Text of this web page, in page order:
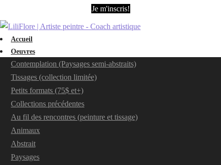
Je m'inscris!
Accueil
Oeuvres
Contemplation (Paysages semi-abstraits)
Tissages (collection limitée)
Petits formats (75$ et+)
Collections précédentes
Au fil des rencontres (peinture et tissage)
Animaux
Abstrait
Paysages